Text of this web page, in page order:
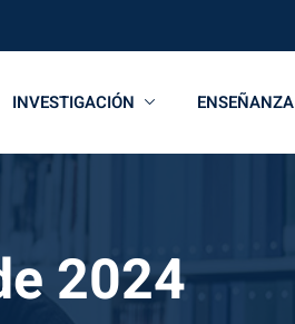
INVESTIGACIÓN ENSEÑANZA
2024